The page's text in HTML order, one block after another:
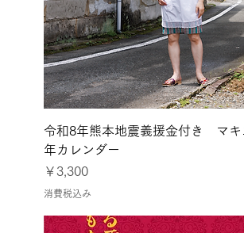
令和8年熊本地震義援金付き マキ
年カレンダー
価格
￥3,300
消費税込み